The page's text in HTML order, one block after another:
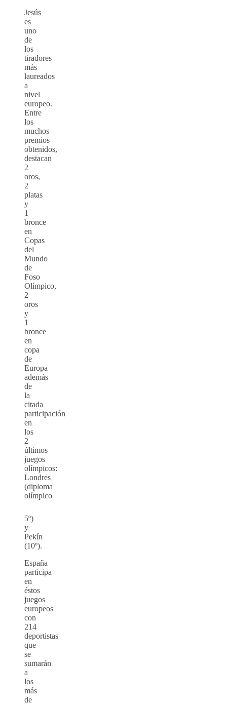
Jesús
es
uno
de
los
tiradores
más
laureados
a
nivel
europeo.
Entre
los
muchos
premios
obtenidos,
destacan
2
oros,
2
platas
y
1
bronce
en
Copas
del
Mundo
de
Foso
Olímpico,
2
oros
y
1
bronce
en
copa
de
Europa
además
de
la
citada
participación
en
los
2
últimos
juegos
olímpicos:
Londres
(diploma
olímpico
5º)
y
Pekín
(10º).
España
participa
en
éstos
juegos
europeos
con
214
deportistas
que
se
sumarán
a
los
más
de